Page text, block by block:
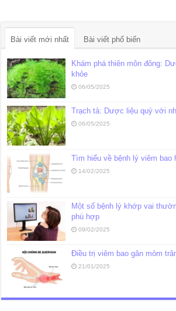
Bài viết mới nhất Bài viết phổ biến
Khám phá thiên môn đông:
khỏe
06/05/2025
Trạch tả: Dược liệu quý với
06/05/2025
Tìm hiểu về bệnh lý viêm bao
14/02/2025
Một số bệnh lý khớp vai
phù hợp
09/02/2025
Điều trị viêm bao gân mỏm
21/01/2025